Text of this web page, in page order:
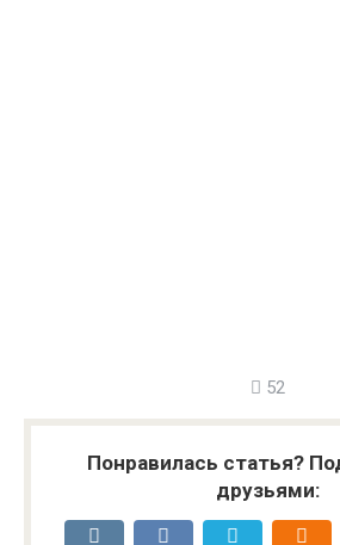
52
Понравилась статья?
друзьями: